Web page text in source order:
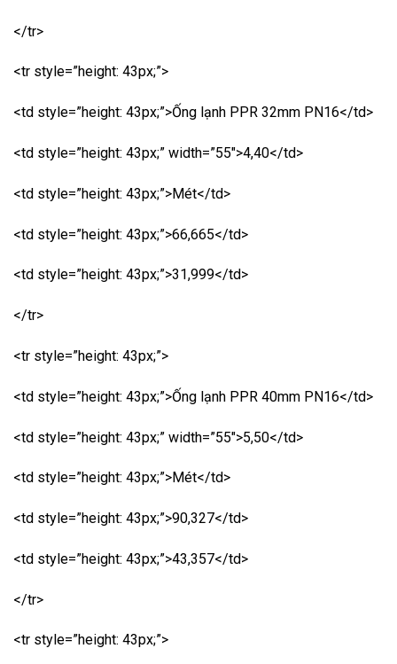
</tr>
<tr style=”height: 43px;”>
<td style=”height: 43px;”>Ống lạnh PPR 32mm PN16</td>
<td style=”height: 43px;” width=”55″>4,40</td>
<td style=”height: 43px;”>Mét</td>
<td style=”height: 43px;”>66,665</td>
<td style=”height: 43px;”>31,999</td>
</tr>
<tr style=”height: 43px;”>
<td style=”height: 43px;”>Ống lạnh PPR 40mm PN16</td>
<td style=”height: 43px;” width=”55″>5,50</td>
<td style=”height: 43px;”>Mét</td>
<td style=”height: 43px;”>90,327</td>
<td style=”height: 43px;”>43,357</td>
</tr>
<tr style=”height: 43px;”>